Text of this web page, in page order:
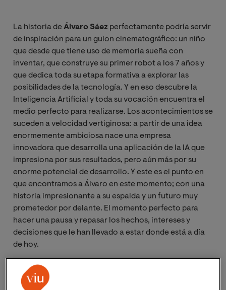
La historia deÁlvaro Sáez perfectamente podría servir
de inspiración para un guion cinematográfico: un niño
que desde que tiene uso de memoria sueña con
inventar, que construye su primer robot a los 7 años y
que dedica toda su etapa formativa a explorar las
posibilidades de la tecnología. Y en eso descubre la
Inteligencia Artificial y toda su vocación encuentra el
medio perfecto para realizarse. Los acontecimientos se
suceden a velocidad vertiginosa: a partir de una idea
enormemente ambiciosa nace una empresa
innovadora que desarrolla una aplicación de la IA que
impresiona por sus resultados, pero aún más por su
enorme potencial de desarrollo. Y este es el punto en
que encontramos a Álvaro en este momento; con una
historia impresionante a su espalda y un futuro muy
prometedor por delante. El momento perfecto para
hacer una pausa y repasar los hechos, intereses y
decisiones que le han llevado a estar donde está a día
de hoy.
Álvaro Sáez es Cofundador y CEO de
empresa tecnológica que ha desarrollado un software